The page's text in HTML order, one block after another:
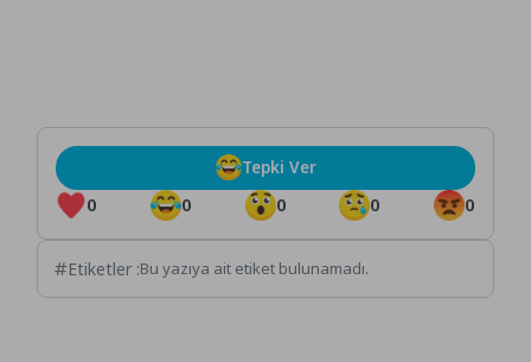
0 0 0 0 0
Tepki Ver
Etiketler :Bu yazıya ait etiket bulunamadı.